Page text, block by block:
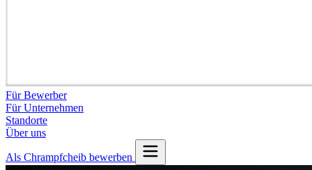
Für Bewerber
Für Unternehmen
Standorte
Über uns
Als Chrampfcheib bewerben